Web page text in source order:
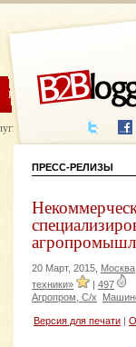
ЦЕНЫ ПОМОЩЬ
написания
ПРЕСС-РЕЛИЗЫ
20 Март, 2015, Москва
техники»
| 497
Агропром, С/х
Версия для печати